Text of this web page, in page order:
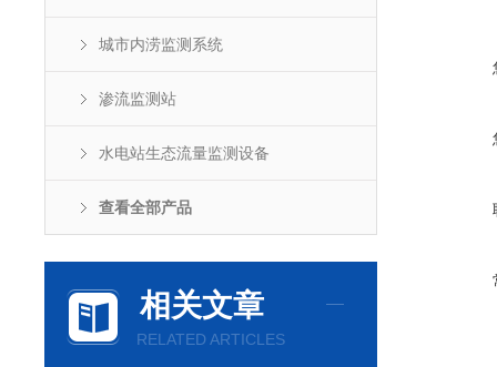
城市内涝监测系统
渗流监测站
水电站生态流量监测设备
查看全部产品
相关文章
RELATED ARTICLES